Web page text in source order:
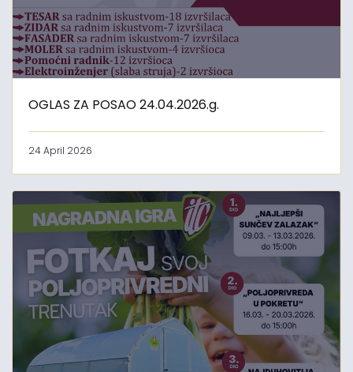
OGLAS ZA POSAO 24.04.2026.g.
24 April 2026